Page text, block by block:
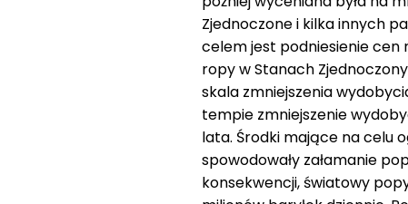
Zjednoczone i kilka innych
celem jest podniesienie cen
ropy w Stanach
skala zmniejszenia
tempie zmniejszenie
lata. Środki mające na celu
spowodowały załamanie
konsekwencji, światowy